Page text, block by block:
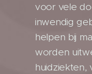
voor vele
inwendig
helpen bij
worden
huidziekten,